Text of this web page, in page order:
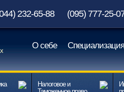
232-65-88 (095) 777-25-
О себе Специализация
Налоговое и